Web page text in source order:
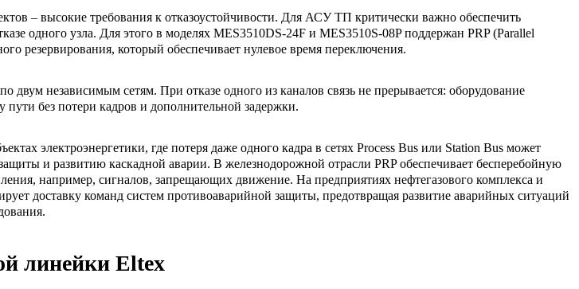
– высокие требования к отказоустойчивости. Для АСУ ТП критически важно обеспечить
одного узла. Для этого в моделях MES3510DS-24F и MES3510S-08P поддержан PRP (Parallel
резервирования, который обеспечивает нулевое время переключения.
двум независимым сетям. При отказе одного из каналов связь не прерывается: оборудование
без потери кадров и дополнительной задержки.
электроэнергетики, где потеря даже одного кадра в сетях Process Bus или Station Bus может
и развитию каскадной аварии. В железнодорожной отрасли PRP обеспечивает бесперебойную
например, сигналов, запрещающих движение. На предприятиях нефтегазового комплекса и
доставку команд систем противоаварийной защиты, предотвращая развитие аварийных ситуаций
линейки Eltex